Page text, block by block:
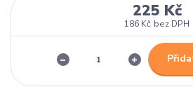
225 Kč
186 Kč bez DPH